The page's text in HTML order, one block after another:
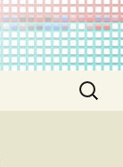
Suchen
nach: